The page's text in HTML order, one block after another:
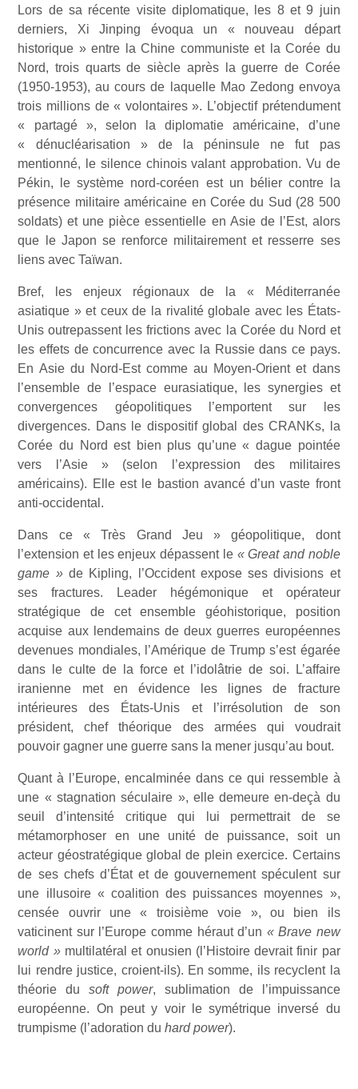
Lors de sa récente visite diplomatique, les 8 et 9 juin
derniers, Xi Jinping évoqua un « nouveau départ
historique » entre la Chine communiste et la Corée du
Nord, trois quarts de siècle après la guerre de Corée
(1950-1953), au cours de laquelle Mao Zedong envoya
trois millions de « volontaires ». L’objectif prétendument
« partagé », selon la diplomatie américaine, d’une
« dénucléarisation » de la péninsule ne fut pas
mentionné, le silence chinois valant approbation. Vu de
Pékin, le système nord-coréen est un bélier contre la
présence militaire américaine en Corée du Sud (28 500
soldats) et une pièce essentielle en Asie de l’Est, alors
que le Japon se renforce militairement et resserre ses
liens avec Taïwan.
Bref, les enjeux régionaux de la « Méditerranée
asiatique » et ceux de la rivalité globale avec les États-
Unis outrepassent les frictions avec la Corée du Nord et
les effets de concurrence avec la Russie dans ce pays.
En Asie du Nord-Est comme au Moyen-Orient et dans
l’ensemble de l’espace eurasiatique, les synergies et
convergences géopolitiques l’emportent sur les
divergences. Dans le dispositif global des CRANKs, la
Corée du Nord est bien plus qu’une « dague pointée
vers l’Asie » (selon l’expression des militaires
américains). Elle est le bastion avancé d’un vaste front
anti-occidental.
Dans ce « Très Grand Jeu » géopolitique, dont
l’extension et les enjeux dépassent le « Great and noble
game »de Kipling, l’Occident expose ses divisions et
ses fractures. Leader hégémonique et opérateur
stratégique de cet ensemble géohistorique, position
acquise aux lendemains de deux guerres européennes
devenues mondiales, l’Amérique de Trump s’est égarée
dans le culte de la force et l’idolâtrie de soi. L’affaire
iranienne met en évidence les lignes de fracture
intérieures des États-Unis et l’irrésolution de son
président, chef théorique des armées qui voudrait
pouvoir gagner une guerre sans la mener jusqu’au bout.
Quant à l’Europe, encalminée dans ce qui ressemble à
une « stagnation séculaire », elle demeure en-deçà du
seuil d’intensité critique qui lui permettrait de se
métamorphoser en une unité de puissance, soit un
acteur géostratégique global de plein exercice. Certains
de ses chefs d’État et de gouvernement spéculent sur
une illusoire « coalition des puissances moyennes »,
censée ouvrir une « troisième voie », ou bien ils
vaticinent sur l’Europe comme héraut d’un « Brave new
world »multilatéral et onusien (l’Histoire devrait finir par
lui rendre justice, croient-ils). En somme, ils recyclent la
théorie dusoft power, sublimation de l’impuissance
européenne. On peut y voir le symétrique inversé du
trumpisme (l’adoration duhard power).